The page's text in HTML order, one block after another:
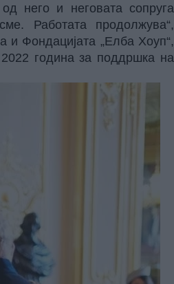
него и неговата сопруга
Работата продолжува“,
и Фондацијата „Елба Хоуп“,
2022 година за поддршка на